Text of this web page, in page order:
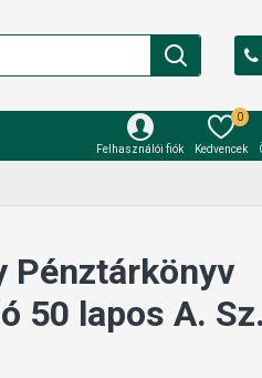
Felhasználói fiók Kedvencek
0
Pénztárkönyv
50 lapos A. Sz.